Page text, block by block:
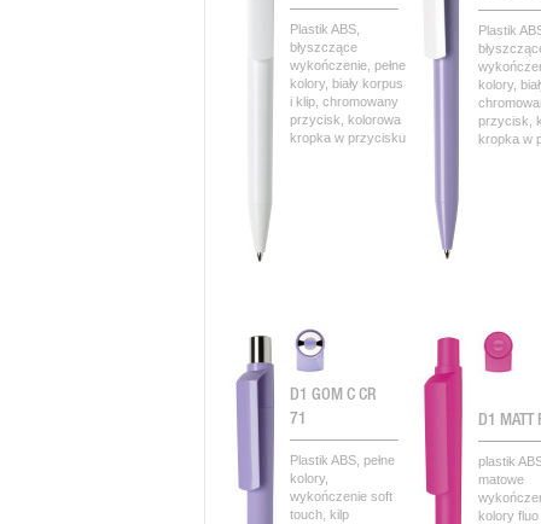
Plastik ABS,
błyszczące
wykończenie, pełne
kolory, biały korpus
i klip, chromowany
przycisk, kolorowa
kropka w przycisku
Plastik
kolory,
przycisk,
kropka w
D1 GOM C CR
71
Plastik ABS, pełne
kolory,
wykończenie soft
touch, kilp
D1 MATT
plastik
matowe
kolory fluo